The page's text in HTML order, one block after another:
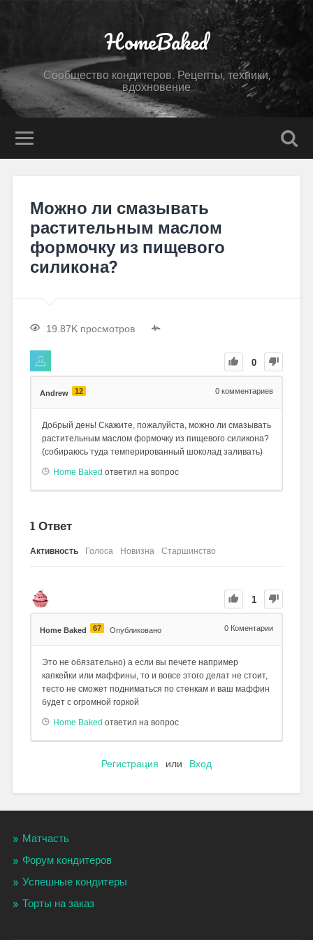
HomeBaked
Сообщество кондитеров. Рецепты, техники,
вдохновение
Можно ли смазывать
растительным маслом
формочку из пищевого
силикона?
19.87K просмотров
0
Andrew 12 0 комментариев
Добрый день! Скажите, пожалуйста, можно ли смазывать
растительным маслом формочку из пищевого силикона?
(собираюсь туда темперированный шоколад заливать)
Home Baked ответил на вопрос
1 Ответ
Активность Голоса Новизна Старшинство
1
Home Baked 67 Опубликовано 0 Коментарии
Это не обязательно) а если вы печете например
капкейки или маффины, то и вовсе этого делат не стоит,
тесто не сможет подниматься по стенкам и ваш маффин
будет с огромной горкой
Home Baked ответил на вопрос
Регистрация или Вход
Матчасть
Форум кондитеров
Успешные кондитеры
Торты на заказ